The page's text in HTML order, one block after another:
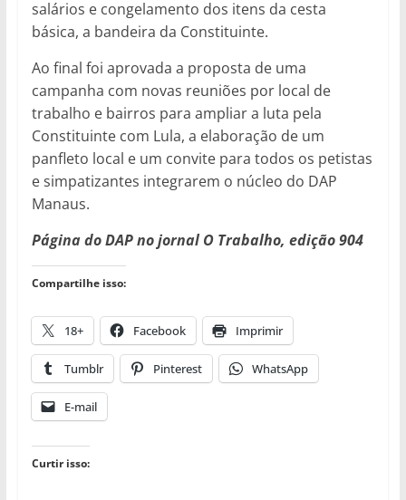
salários e congelamento dos itens da cesta
básica, a bandeira da Constituinte.
Ao final foi aprovada a proposta de uma
campanha com novas reuniões por local de
trabalho e bairros para ampliar a luta pela
Constituinte com Lula, a elaboração de um
panfleto local e um convite para todos os petistas
e simpatizantes integrarem o núcleo do DAP
Manaus.
Página do DAP no jornal O Trabalho, edição 904
Compartilhe isso:
18+ Facebook Imprimir
Tumblr Pinterest WhatsApp
E-mail
Curtir isso: